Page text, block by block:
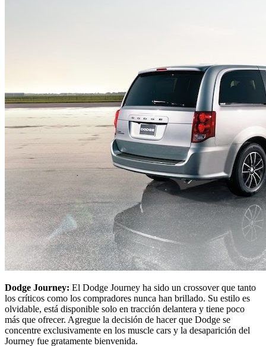
Dodge Journey: El Dodge Journey ha sido un crossover que tanto
los críticos como los compradores nunca han brillado. Su estilo es
olvidable, está disponible solo en tracción delantera y tiene poco
más que ofrecer. Agregue la decisión de hacer que Dodge se
concentre exclusivamente en los muscle cars y la desaparición del
Journey fue gratamente bienvenida.